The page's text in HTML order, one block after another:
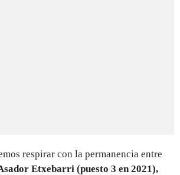
respirar con la permanencia entre
Etxebarri (puesto 3 en 2021),